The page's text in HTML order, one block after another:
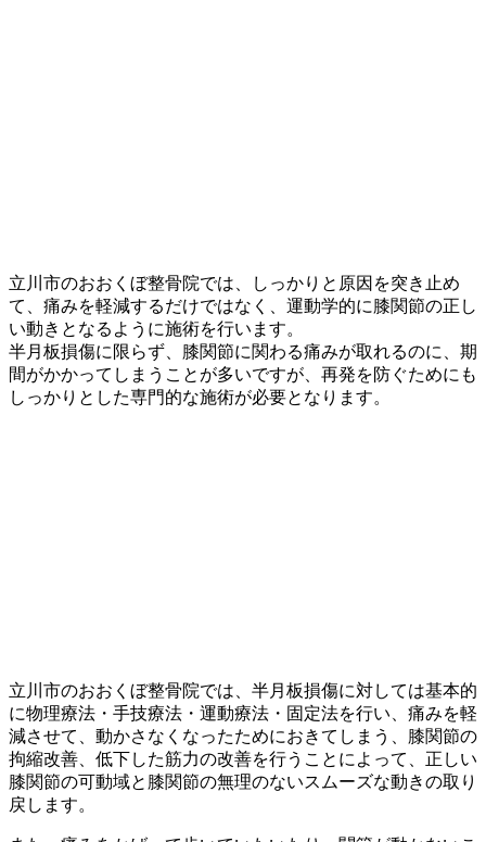
立川市のおおくぼ整骨院では、しっかりと原因を突き止め
て、痛みを軽減するだけではなく、運動学的に膝関節の正し
い動きとなるように施術を行います。
半月板損傷に限らず、膝関節に関わる痛みが取れるのに、期
間がかかってしまうことが多いですが、再発を防ぐためにも
しっかりとした専門的な施術が必要となります。
立川市のおおくぼ整骨院では、半月板損傷に対しては基本的
に物理療法・手技療法・運動療法・固定法を行い、痛みを軽
減させて、動かさなくなったためにおきてしまう、膝関節の
拘縮改善、低下した筋力の改善を行うことによって、正しい
膝関節の可動域と膝関節の無理のないスムーズな動きの取り
戻します。